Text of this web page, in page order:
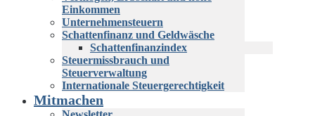
Einkommen
Unternehmensteuern
Schattenfinanz und Geldwäsche
Schattenfinanzindex
Steuermissbrauch und
Steuerverwaltung
Internationale Steuergerechtigkeit
Mitmachen